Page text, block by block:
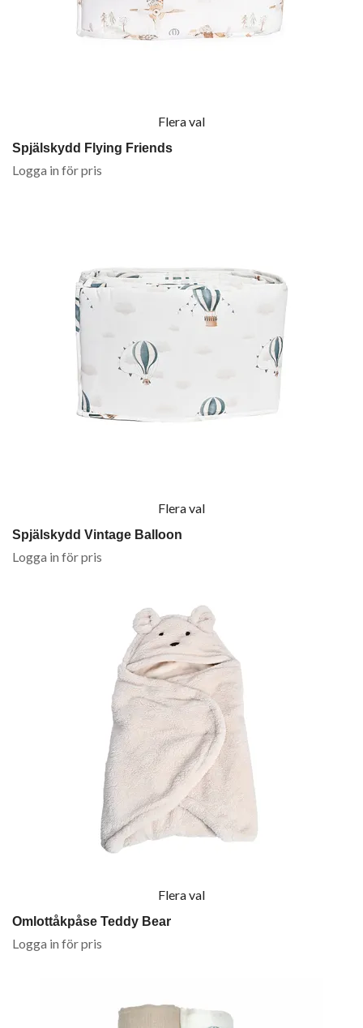
Flera val
Spjälskydd Flying Friends
Logga in för pris
Flera val
Spjälskydd Vintage Balloon
Logga in för pris
Flera val
Omlottåkpåse Teddy Bear
Logga in för pris